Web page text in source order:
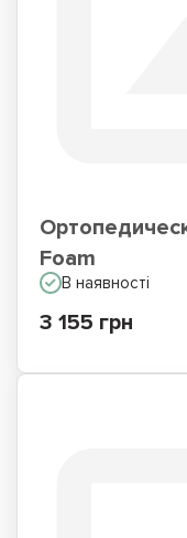
Foam
В наявності
3 155 грн